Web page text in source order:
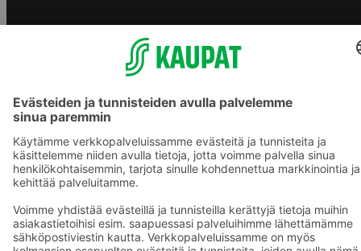
S-ryhmän palvelut
S-ryhmä
Asiakasomistajuus
Yhteishyvä Ruoka -sovellus
S-ostoslista -sovellus
Prisma.fi
Sokos.fi
S-Pankki
Yhteishyvä
Sokos Hotels